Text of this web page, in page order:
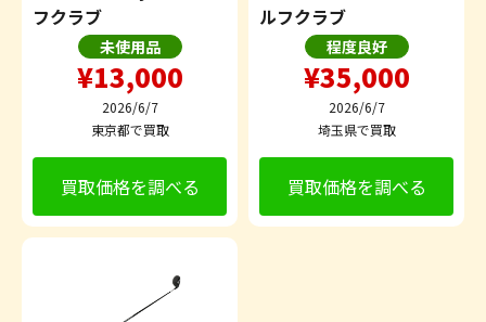
フクラブ
未使用品
¥13,000
2026/6/7
東京都で買取
買取価格を調べる
ルフクラブ
程度良好
¥35,000
2026/6/7
埼玉県で買取
買取価格を調べる